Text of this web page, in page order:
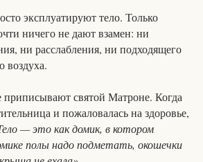
эксплуатируют тело. Только
ничего не дают взамен: ни
ни расслабления, ни подходящего
воздуха.
приписывают святой Матроне. Когда
и пожаловалась на здоровье,
— это как домик, в котором
полы надо подметать, окошечки